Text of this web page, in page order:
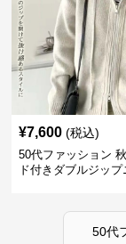
¥7,600 (税込)
50代ファッション
ド付きダブルジッ
50代